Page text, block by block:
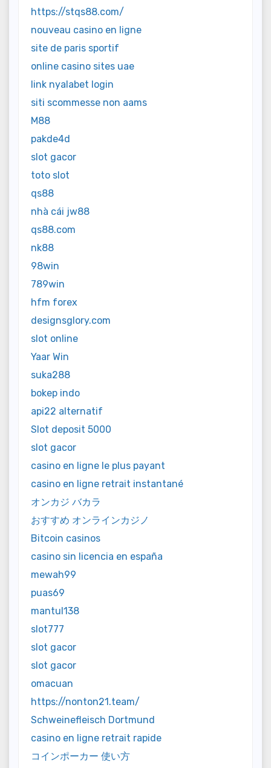
https://stqs88.com/
nouveau casino en ligne
site de paris sportif
online casino sites uae
link nyalabet login
siti scommesse non aams
M88
pakde4d
slot gacor
toto slot
qs88
nhà cái jw88
qs88.com
nk88
98win
789win
hfm forex
designsglory.com
slot online
Yaar Win
suka288
bokep indo
api22 alternatif
Slot deposit 5000
slot gacor
casino en ligne le plus payant
casino en ligne retrait instantané
オンカジ バカラ
おすすめ オンラインカジノ
Bitcoin casinos
casino sin licencia en españa
mewah99
puas69
mantul138
slot777
slot gacor
slot gacor
omacuan
https://nonton21.team/
Schweinefleisch Dortmund
casino en ligne retrait rapide
コインポーカー 使い方